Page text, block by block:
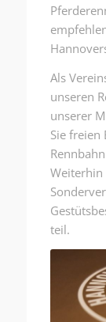
Als
unseren
unserer
Sie freien
Weiterhin
teil.